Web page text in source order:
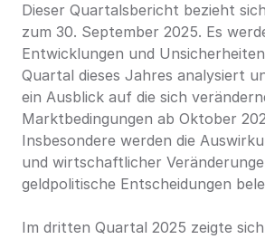
Dieser Quartalsbericht bezieht
zum 30. September 2025. Es
Entwicklungen und
Quartal dieses Jahres analysiert
ein Ausblick auf die sich
Marktbedingungen ab Oktober
Insbesondere werden die
und wirtschaftlicher
geldpolitische Entscheidungen
Im dritten Quartal 2025 zeigte